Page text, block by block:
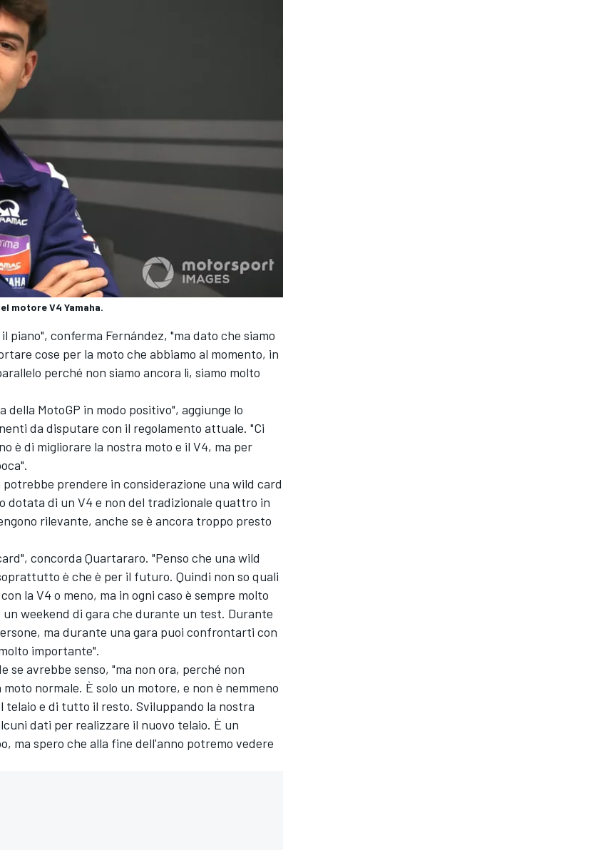
motore V4 Yamaha.
conferma Fernández, "ma dato che siamo
cose per la moto che abbiamo al momento, in
perché non siamo ancora lì, siamo molto
MotoGP in modo positivo", aggiunge lo
da disputare con il regolamento attuale. "Ci
è di migliorare la nostra moto e il V4, ma per
prendere in considerazione una wild card
dotata di un V4 e non del tradizionale quattro in
rilevante, anche se è ancora troppo presto
concorda Quartararo. "Penso che una wild
è che è per il futuro. Quindi non so quali
la V4 o meno, ma in ogni caso è sempre molto
weekend di gara che durante un test. Durante
ma durante una gara puoi confrontarti con
importante".
se avrebbe senso, "ma non ora, perché non
normale. È solo un motore, e non è nemmeno
telaio e di tutto il resto. Sviluppando la nostra
dati per realizzare il nuovo telaio. È un
ma spero che alla fine dell'anno potremo vedere